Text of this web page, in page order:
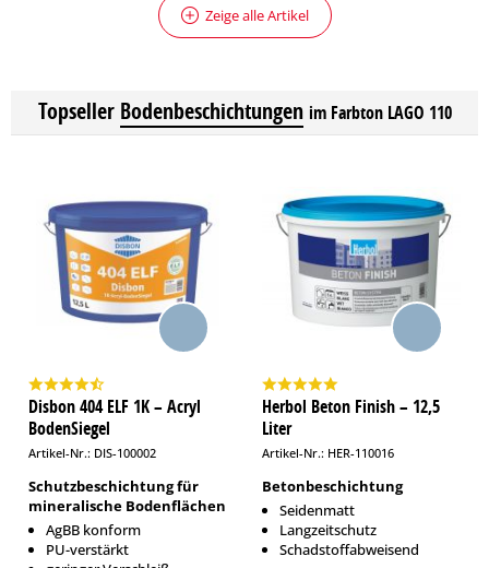
Zeige alle Artikel
Topseller Bodenbeschichtungen im Farbton LAGO 110
Disbon 404 ELF 1K – Acryl
BodenSiegel
Artikel-Nr.: DIS-100002
Schutzbeschichtung für
mineralische Bodenflächen
AgBB konform
PU-verstärkt
Herbol Beton Finish – 12,5
Liter
Artikel-Nr.: HER-110016
Betonbeschichtung
Seidenmatt
Langzeitschutz
Schadstoffabweisend